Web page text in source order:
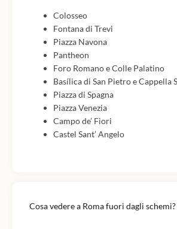
Colosseo
Fontana di Trevi
Piazza Navona
Pantheon
Foro Romano e Colle Palatino
Basílica di San Pietro e Cappella
Piazza di Spagna
Piazza Venezia
Campo de’ Fiori
Castel Sant’ Angelo
Cosa vedere a Roma fuori dagli schemi?